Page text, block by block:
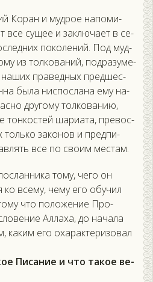
Ко­ран и муд­рое на­поми­
все су­щее и зак­лю­ча­ет в се­
по­коле­ний. Под муд­
из тол­ко­ваний, под­ра­зуме­
на­ших пра­вед­ных пред­шес­
бы­ла нис­посла­на ему на­
дру­гому тол­ко­ванию,
тон­костей ша­ри­ата, пре­вос­
за­конов и пред­пи­
все по сво­им мес­там.
то­му, че­го он
ко все­му, че­му его обу­чил
что по­ложе­ние Про­
Ал­ла­ха, до на­чала
ка­ким его оха­рак­те­ризо­вал
Пи­сание и что та­кое ве­